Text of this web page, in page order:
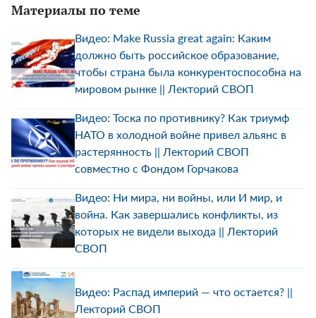
Материалы по теме
Видео: Make Russia great again: Каким
должно быть российское образование,
чтобы страна была конкурентоспособна на
мировом рынке || Лекторий СВОП
Видео: Тоска по противнику? Как триумф
НАТО в холодной войне привел альянс в
растерянность || Лекторий СВОП
совместно с Фондом Горчакова
Видео: Ни мира, ни войны, или И мир, и
война. Как завершались конфликты, из
которых не видели выхода || Лекторий
СВОП
Видео: Распад империй — что остается? ||
Лекторий СВОП